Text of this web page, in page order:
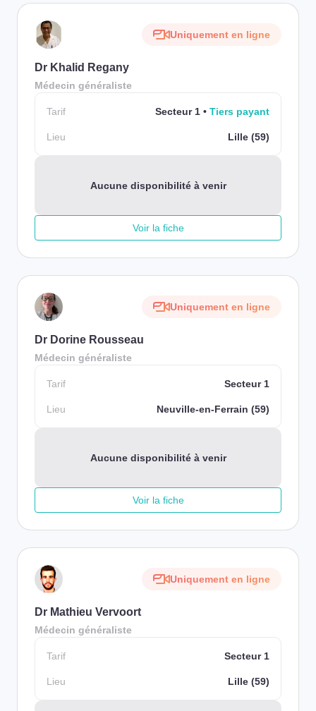
Uniquement en ligne
Dr Khalid Regany
Médecin généraliste
Tarif Secteur 1 Tiers payant
Lieu Lille (59)
Aucune disponibilité à venir
Voir la fiche
Uniquement en ligne
Dr Dorine Rousseau
Médecin généraliste
Tarif Secteur 1
Lieu Neuville-en-Ferrain (59)
Aucune disponibilité à venir
Voir la fiche
Uniquement en ligne
Dr Mathieu Vervoort
Médecin généraliste
Tarif Secteur 1
Lieu Lille (59)